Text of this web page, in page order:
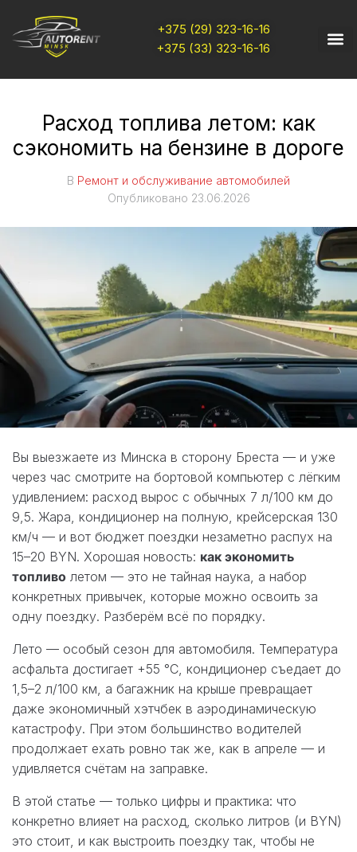
+375 (29) 323-16-16
+375 (33) 323-16-16
Расход топлива летом: как
сэкономить на бензине в дороге
В Ремонт и обслуживание автомобилей
Опубликовано 23.06.2026
Вы выезжаете из Минска в сторону Бреста — и уже
через час смотрите на бортовой компьютер с лёгким
удивлением: расход вырос с обычных 7 л/100 км до
9,5. Жара, кондиционер на полную, крейсерская 130
км/ч — и вот бюджет поездки незаметно распух на
15–20 BYN. Хорошая новость: как экономить
топливо летом — это не тайная наука, а набор
конкретных привычек, которые можно освоить за
одну поездку. Разберём всё по порядку.
Лето — особый сезон для автомобиля. Температура
асфальта достигает +55 °C, кондиционер съедает до
1,5–2 л/100 км, а багажник на крыше превращает
даже экономичный хэтчбек в аэродинамическую
катастрофу. При этом большинство водителей
продолжает ехать ровно так же, как в апреле — и
удивляется счётам на заправке.
В этой статье — только цифры и практика: что
конкретно влияет на расход, сколько литров (и BYN)
это стоит, и как выстроить поездку так, чтобы не